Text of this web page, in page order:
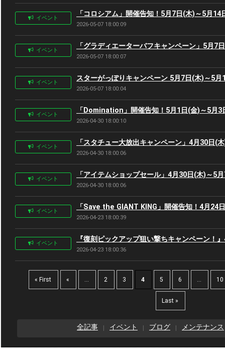
イベント 「コロシアム」開催告知！5月7日(木)～5月14
2026-05-07 18:00:09
イベント 「グラディエーターバフキャンペーン」5月7
2026-05-07 18:00:07
イベント スターがっぽりキャンペーン 5月7日(木)～5月
2026-05-07 18:00:04
イベント 「Domination」開催告知！5月1日(金)～5月3
2026-04-30 18:00:10
イベント 「スタチュー大放出キャンペーン」4月30日(
2026-04-30 18:00:06
イベント 「アイテムショップセール」4月30日(木)～5
2026-04-30 18:00:06
イベント 「Save the GIANT KING」開催告知！4月24
2026-04-23 18:00:39
イベント 『復刻ピックアップ狙い撃ちキャンペーン！
2026-04-23 18:00:36
« First « ... 2 3 4 5 6 ... 10
Last »
全記事 イベント ブログ メンテナンス